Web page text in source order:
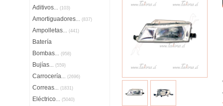
Aditivos... (103)
Amortiguadores... (837)
Ampolletas... (441)
Batería
Bombas... (958)
Bujías... (559)
Carrocería... (2696)
Correas... (1831)
Eléctrico... (5040)